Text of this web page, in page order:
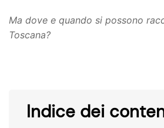
Ma dove e quando si possono
Toscana?
Indice dei